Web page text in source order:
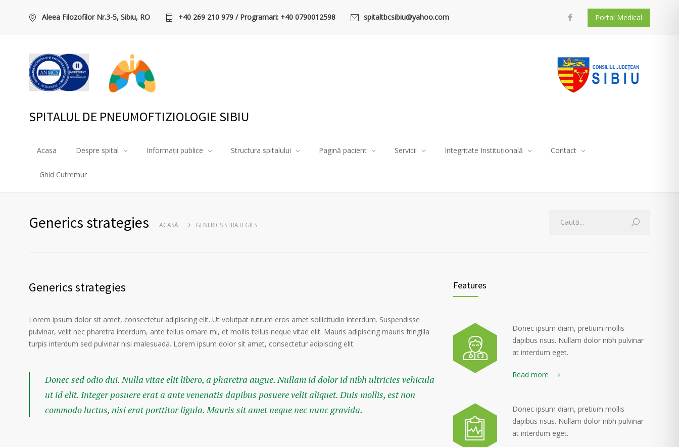
Aleea Filozofilor Nr.3-5, Sibiu, RO +40 269 210 979 / Programari: +40 0790012598 spitaltbcsibiu@yahoo.com Portal Medical
SPITALUL DE PNEUMOFTIZIOLOGIE SIBIU
Acasa Despre spital Informații publice Structura spitalului Pagină pacient Servicii Integritate Instituțională Contact
Ghid Cutremur
Generics strategies ACASĂ GENERICS STRATEGIES
Generics strategies
Lorem ipsum dolor sit amet, consectetur adipiscing elit. Ut volutpat rutrum eros amet sollicitudin interdum. Suspendisse
pulvinar, velit nec pharetra interdum, ante tellus ornare mi, et mollis tellus neque vitae elit. Mauris adipiscing mauris fringilla
turpis interdum sed pulvinar nisi malesuada. Lorem ipsum dolor sit amet, consectetur adipiscing elit.
Donec sed odio dui. Nulla vitae elit libero, a pharetra augue. Nullam id dolor id nibh ultricies vehicula
ut id elit. Integer posuere erat a ante venenatis dapibus posuere velit aliquet. Duis mollis, est non
commodo luctus, nisi erat porttitor ligula. Mauris sit amet neque nec nunc gravida.
Features
Donec ipsum diam, pretium mollis
dapibus risus. Nullam dolor nibh pulvinar
at interdum eget.
Read more
Donec ipsum diam, pretium mollis
dapibus risus. Nullam dolor nibh pulvinar
at interdum eget.